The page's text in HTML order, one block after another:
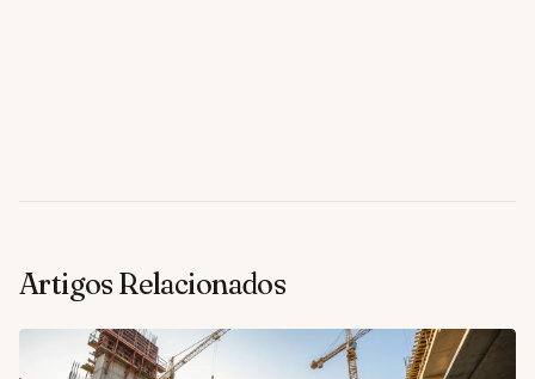
Artigos Relacionados